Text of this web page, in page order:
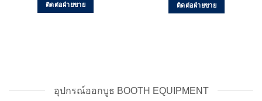
ติดต่อฝ่ายขาย ติดต่อฝ่ายขาย
อุปกรณ์ออกบูธ BOOTH EQUIPMENT